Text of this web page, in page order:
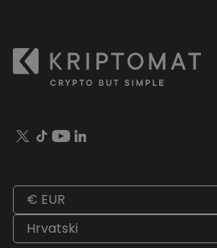
€ EUR
Hrvatski